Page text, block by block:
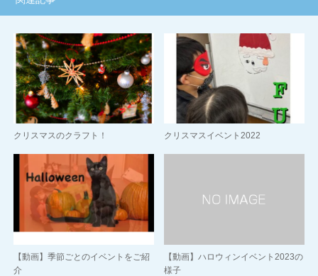
クリスマスのクラフト！ クリスマスイベント2022
【動画】季節ごとのイベントをご紹
介
【動画】ハロウィンイベント2023の
様子